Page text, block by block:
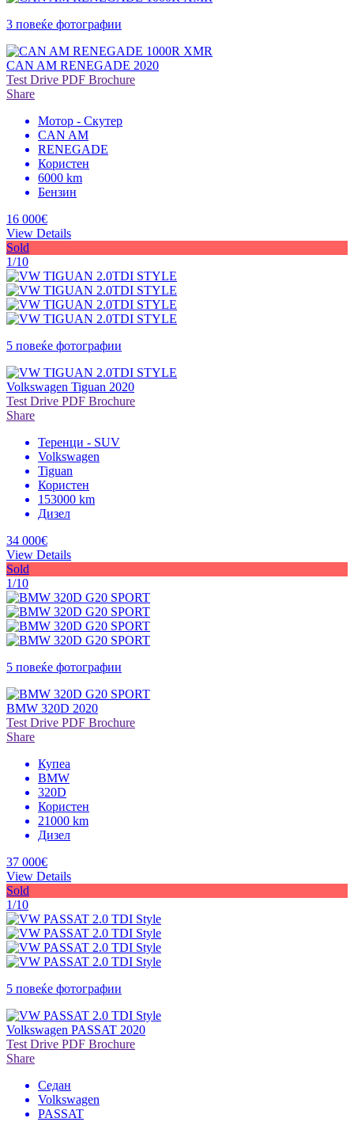
3 повеќе фотографии
CAN AM RENEGADE 2020
Test Drive PDF Brochure
Share
Мотор - Скутер
CAN AM
RENEGADE
Користен
6000 km
Бензин
16 000€
View Details
Sold
1/10
5 повеќе фотографии
Volkswagen Tiguan 2020
Test Drive PDF Brochure
Share
Теренци - SUV
Volkswagen
Tiguan
Користен
153000 km
Дизел
34 000€
View Details
Sold
1/10
5 повеќе фотографии
BMW 320D 2020
Test Drive PDF Brochure
Share
Купеа
BMW
320D
Користен
21000 km
Дизел
37 000€
View Details
Sold
1/10
5 повеќе фотографии
Volkswagen PASSAT 2020
Test Drive PDF Brochure
Share
Седан
Volkswagen
PASSAT